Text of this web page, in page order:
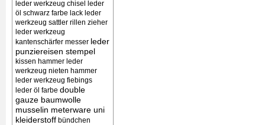
leder werkzeug chisel
leder
öl schwarz farbe lack leder
werkzeug sattler rillen zieher
leder werkzeug
kantenschärfer messer leder
punziereisen stempel
kissen hammer leder
werkzeug nieten hammer
leder werkzeug fiebings
leder öl farbe double
gauze baumwolle
musselin meterware uni
kleiderstoff bündchen